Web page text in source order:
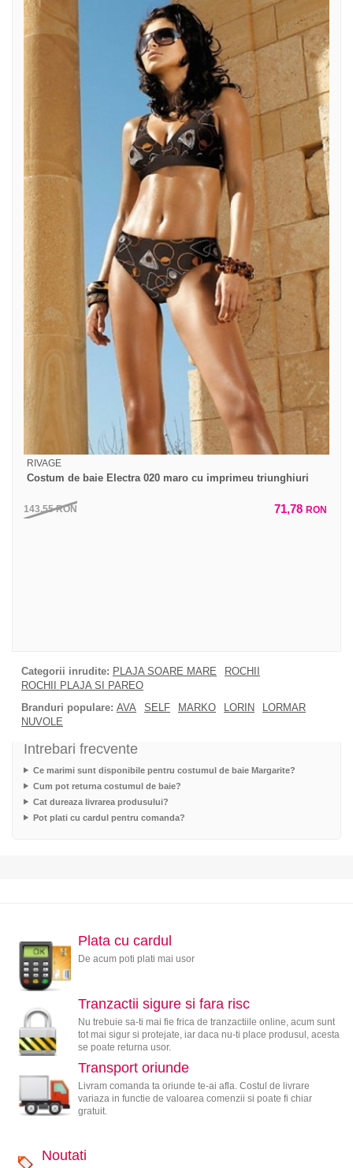
RIVAGE
Costum de baie Electra 020 maro cu imprimeu triunghiuri
143,55RON 71,78 RON
Categorii inrudite: PLAJA SOARE MARE
ROCHII
ROCHII PLAJA SI PAREO
Branduri populare: AVA SELF MARKO LORIN
LORMAR
NUVOLE
Intrebari frecvente
Ce marimi sunt disponibile pentru costumul de baie Margarite?
Cum pot returna costumul de baie?
Cat dureaza livrarea produsului?
Pot plati cu cardul pentru comanda?
Plata cu cardul
De acum poti plati mai usor
Tranzactii sigure si fara risc
Nu trebuie sa-ti mai fie frica de tranzactiile online, acum sunt
tot mai sigur si protejate, iar daca nu-ti place produsul, acesta
se poate returna usor.
Transport oriunde
Livram comanda ta oriunde te-ai afla. Costul de livrare
variaza in functie de valoarea comenzii si poate fi chiar
gratuit.
Noutati